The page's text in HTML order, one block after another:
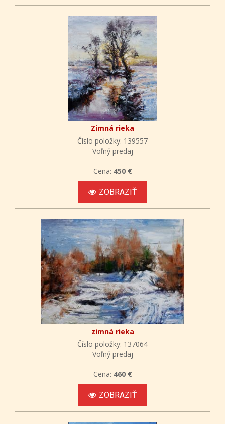
Zimná rieka
Číslo položky: 139557
Voľný predaj
Cena: 450 €
ZOBRAZIŤ
zimná rieka
Číslo položky: 137064
Voľný predaj
Cena: 460 €
ZOBRAZIŤ